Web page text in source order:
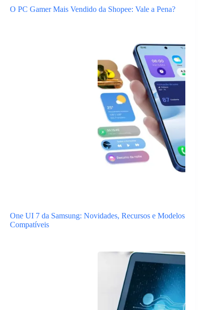
O PC Gamer Mais Vendido da Shopee: Vale a Pena?
One UI 7 da Samsung: Novidades, Recursos e Modelos
Compatíveis